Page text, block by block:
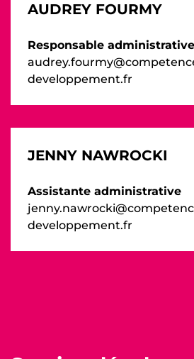
AUDREY FOURMY
Responsable administrative
developpement.fr
JENNY NAWROCKI
Assistante administrative
developpement.fr